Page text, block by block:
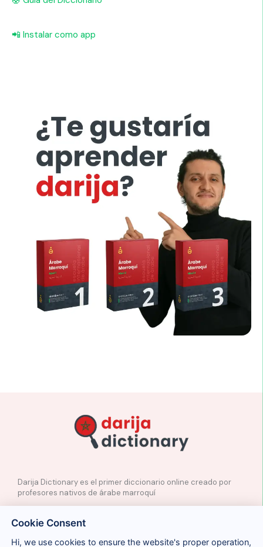
📲 Instalar como app
Darija Dictionary es el primer diccionario online creado por
profesores nativos de árabe marroquí
Contacto
📲Redes Sociales
🤝🏼Proponer palabras
Cookie Consent
Hi, we use cookies to ensure the website's proper operation,